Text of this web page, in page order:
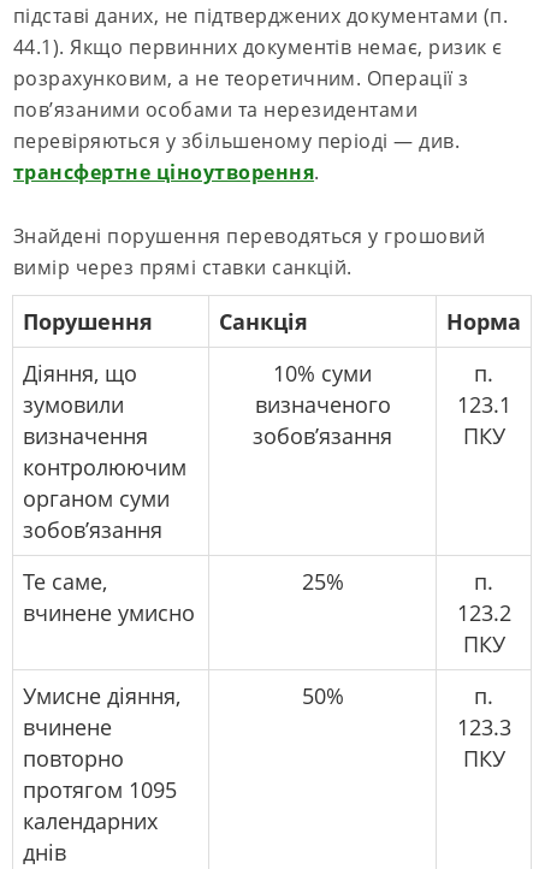
підставі даних, не підтверджених документами (п.
44.1). Якщо первинних документів немає, ризик є
розрахунковим, а не теоретичним. Операції з
пов’язаними особами та нерезидентами
перевіряються у збільшеному періоді — див.
трансфертне ціноутворення.
Знайдені порушення переводяться у грошовий
вимір через прямі ставки санкцій.
Порушення Санкція
Норма
Діяння, що
зумовили
визначення
контролюючим
органом суми
зобов’язання
10% суми
визначеного
зобов’язання
п.
123.1
ПКУ
Те саме,
вчинене умисно
25%
п.
123.2
ПКУ
Умисне діяння,
вчинене
повторно
протягом 1095
календарних
днів
50%
п.
123.3
ПКУ